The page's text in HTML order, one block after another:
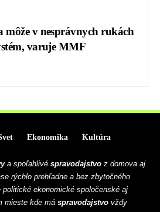
môže v nesprávnych rukách
varuje MMF
Ekonomika
Kultúra
a spoľahlivé spravodajstvo z domova aj
rýchlo prehľadne a bez zbytočného
ekonomické spoločenské aj
mieste kde má spravodajstvo vždy